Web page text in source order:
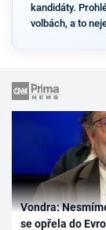
kandidáty.
volbách, a to
Vondra:
se opřela do